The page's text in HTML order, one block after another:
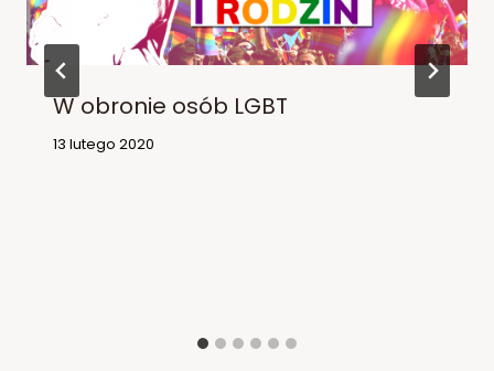
W obronie osób LGBT
13 lutego 2020